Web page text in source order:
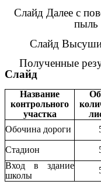
Слайд Далее с
пыль
Слайд
Полученные
Слайд
Название
контрольного
участка
Обочина дороги
Стадион
Вход в здание
школы